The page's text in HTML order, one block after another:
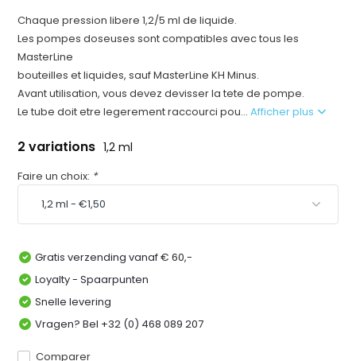
Chaque pression libere 1,2/5 ml de liquide.
Les pompes doseuses sont compatibles avec tous les
MasterLine
bouteilles et liquides, sauf MasterLine KH Minus.
Avant utilisation, vous devez devisser la tete de pompe.
Le tube doit etre legerement raccourci pou...Afficher plus
2 variations 1,2 ml
Faire un choix: *
Gratis verzending vanaf € 60,-
Loyalty - Spaarpunten
Snelle levering
Vragen? Bel +32 (0) 468 089 207
Comparer